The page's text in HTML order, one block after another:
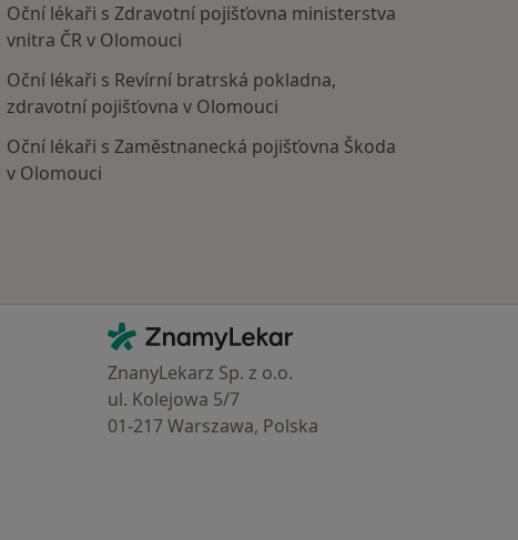
Oční lékaři s Zdravotní pojišťovna ministerstva
vnitra ČR v Olomouci
Oční lékaři s Revírní bratrská pokladna,
zdravotní pojišťovna v Olomouci
Oční lékaři s Zaměstnanecká pojišťovna Škoda
v Olomouci
Kontakt
ZnamyLekar - Hlavní stránka
ZnanyLekarz Sp. z o.o.
ul. Kolejowa 5/7
01-217 Warszawa, Polska